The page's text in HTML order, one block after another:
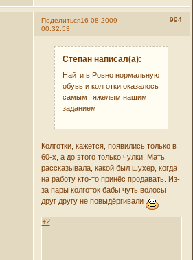
Поделиться 994
16-08-2009
00:32:53
Степан написал(а):
Найти в Ровно нормальную
обувь и колготки оказалось
самым тяжелым нашим
заданием
Колготки, кажется, появились только в
60-х, а до этого только чулки. Мать
рассказывала, какой был шухер, когда
на работу кто-то принёс продавать. Из-
за пары колготок бабы чуть волосы
друг другу не повыдёргивали
+2